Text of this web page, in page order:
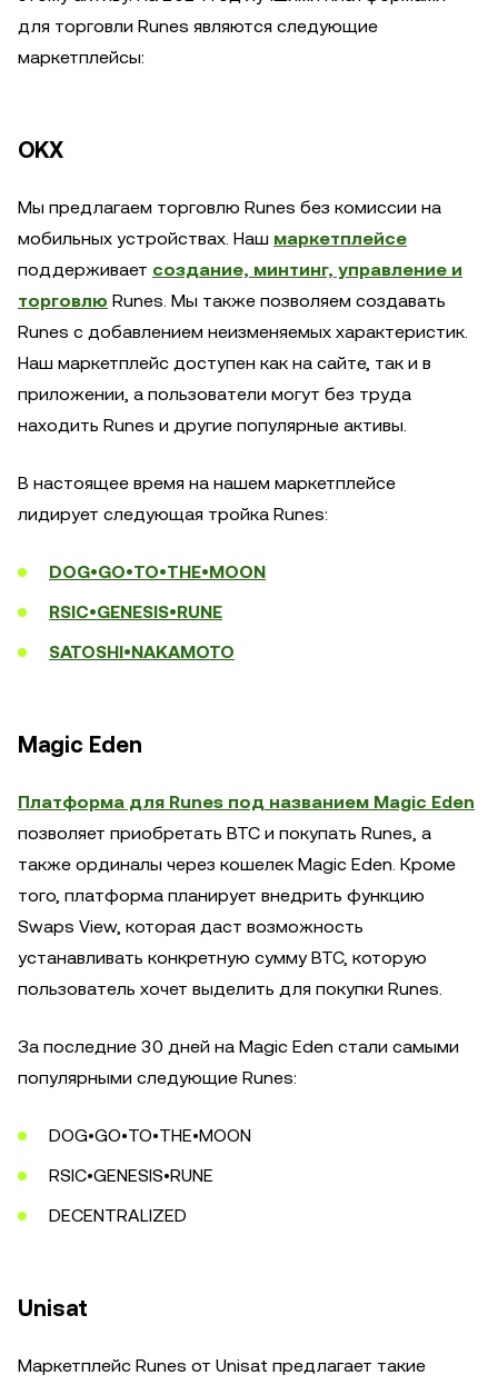
для торговли Runes являются следующие
маркетплейсы:
OKX
Мы предлагаем торговлю Runes без комиссии на
мобильных устройствах. Наш маркетплейсе
поддерживает создание, минтинг, управление и
торговлю Runes. Мы также позволяем создавать
Runes c добавлением неизменяемых характеристик.
Наш маркетплейс доступен как на сайте, так и в
приложении, а пользователи могут без труда
находить Runes и другие популярные активы.
В настоящее время на нашем маркетплейсе
лидирует следующая тройка Runes:
DOG•GO•TO•THE•MOON
RSIC•GENESIS•RUNE
SATOSHI•NAKAMOTO
Magic Eden
Платформа для Runes под названием Magic Eden
позволяет приобретать BTC и покупать Runes, а
также ординалы через кошелек Magic Eden. Кроме
того, платформа планирует внедрить функцию
Swaps View, которая даст возможность
устанавливать конкретную сумму BTC, которую
пользователь хочет выделить для покупки Runes.
За последние 30 дней на Magic Eden стали самыми
популярными следующие Runes:
DOG•GO•TO•THE•MOON
RSIC•GENESIS•RUNE
DECENTRALIZED
Unisat
Маркетплейс Runes от Unisat предлагает такие